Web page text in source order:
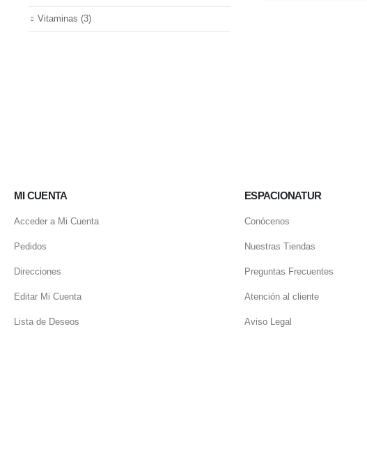
Vitaminas (3)
MI CUENTA
Acceder a Mi Cuenta
Pedidos
Direcciones
Editar Mi Cuenta
Lista de Deseos
ESPACIONATUR
Conócenos
Nuestras Tiendas
Preguntas Frecuentes
Atención al cliente
Aviso Legal